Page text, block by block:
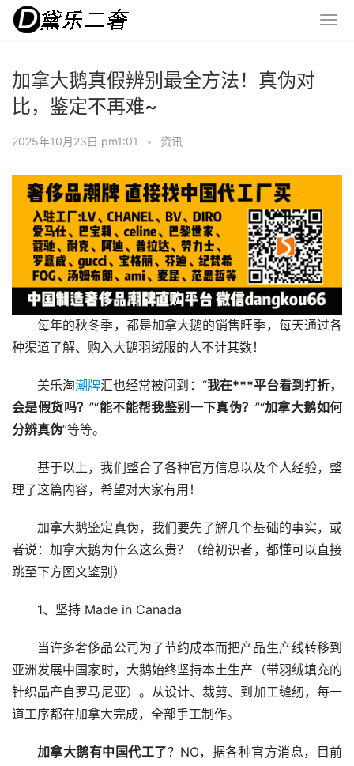
加拿大鹅真假辨别最全方法！真伪对
比，鉴定不再难~
2025年10月23日 pm1:01 • 资讯
每年的秋冬季，都是加拿大鹅的销售旺季，每天通过各
种渠道了解、购入大鹅羽绒服的人不计其数！
美乐淘潮牌汇也经常被问到：“我在***平台看到打折，
会是假货吗？”“能不能帮我鉴别一下真伪？ ”“加拿大鹅如何
分辨真伪”等等。
基于以上，我们整合了各种官方信息以及个人经验，整
理了这篇内容，希望对大家有用！
加拿大鹅鉴定真伪，我们要先了解几个基础的事实，或
者说：加拿大鹅为什么这么贵？（给初识者，都懂可以直接
跳至下方图文鉴别）
1、坚持 Made in Canada
当许多奢侈品公司为了节约成本而把产品生产线转移到
亚洲发展中国家时，大鹅始终坚持本土生产（带羽绒填充的
针织品产自罗马尼亚）。从设计、裁剪、到加工缝纫，每一
道工序都在加拿大完成，全部手工制作。
加拿大鹅有中国代工了？NO，据各种官方消息，目前